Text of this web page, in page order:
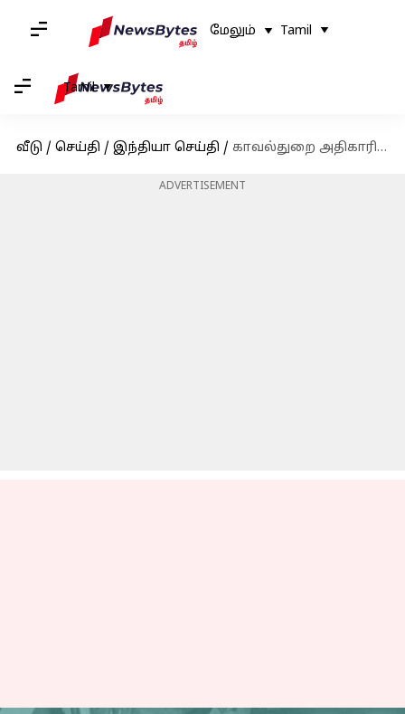
மேலும் Tamil
Tamil
வீடு / செய்தி / இந்தியா செய்தி / காவல்துறை அதிகாரியால் சுட்டுக் கொல்லப்பட்ட ஒடிசா அமைச்சர் நபா கிசோர் தாஸ்
ADVERTISEMENT